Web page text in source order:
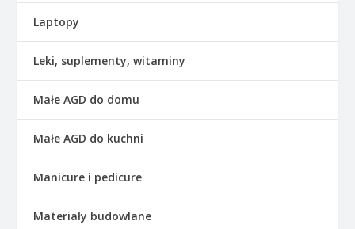
Laptopy
Leki, suplementy, witaminy
Małe AGD do domu
Małe AGD do kuchni
Manicure i pedicure
Materiały budowlane